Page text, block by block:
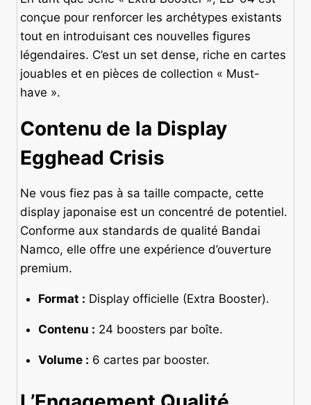
conçue pour renforcer les archétypes existants
tout en introduisant ces nouvelles figures
légendaires. C’est un set dense, riche en cartes
jouables et en pièces de collection « Must-
have ».
Contenu de la Display
Egghead Crisis
Ne vous fiez pas à sa taille compacte, cette
display japonaise est un concentré de potentiel.
Conforme aux standards de qualité Bandai
Namco, elle offre une expérience d’ouverture
premium.
Format : Display officielle (Extra Booster).
Contenu : 24 boosters par boîte.
Volume : 6 cartes par booster.